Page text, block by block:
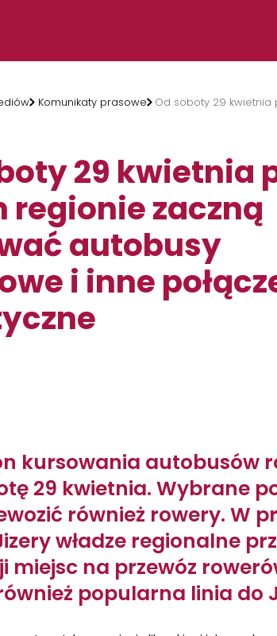
Komunikaty prasowe Od soboty 29 kwietnia
29 kwietnia
regionie zaczną
autobusy
i inne
kursowania autobusów
29 kwietnia. Wybrane
również rowery. W
władze regionalne
miejsc na przewóz
popularna linia do